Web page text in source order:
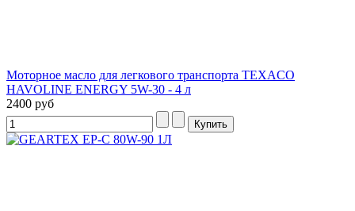
Моторное масло для легкового транспорта TEXACO
HAVOLINE ENERGY 5W-30 - 4 л
2400 руб